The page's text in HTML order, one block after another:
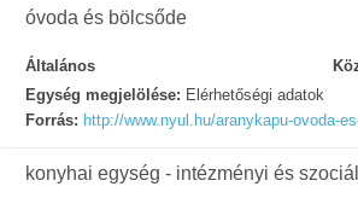
óvoda és bölcsőde
Általános
Egység megjelölése: Elérhetőségi adatok
Forrás: http://www.nyul.hu/aranykapu-ovoda-
konyhai egység - intézményi és